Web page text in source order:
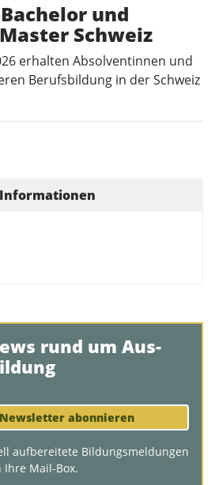
und
Schweiz
erhalten Absolventinnen und
Berufsbildung in der Schweiz
rund um Aus-
Newsletter abonnieren
aufbereitete Bildungsmeldungen
Ihre Mail-Box.